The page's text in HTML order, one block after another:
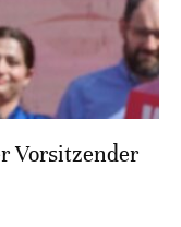
Vorsitzender